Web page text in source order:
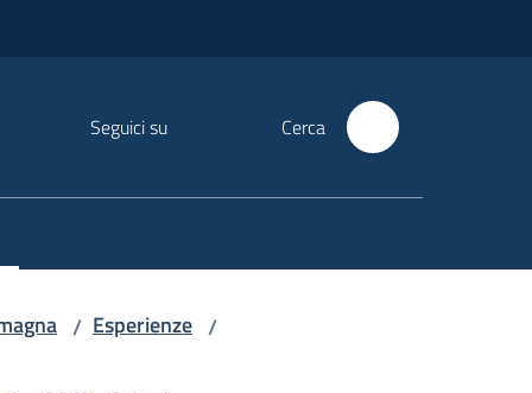
Seguici su Cerca
/ Esperienze /